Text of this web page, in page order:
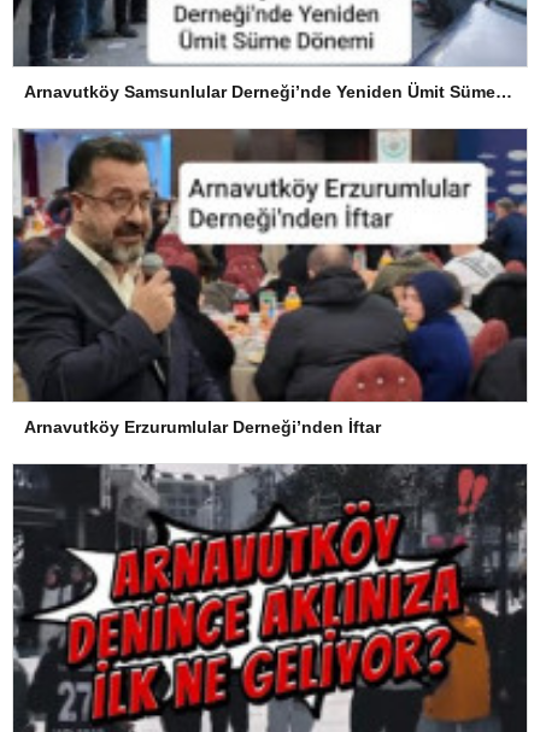
Arnavutköy Samsunlular Derneği’nde Yeniden Ümit Süme Dönemi
Arnavutköy Erzurumlular Derneği’nden İftar